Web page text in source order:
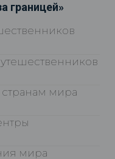
границей»
мира
мира